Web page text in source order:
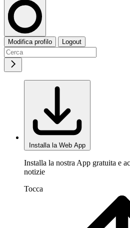
Modifica profilo Logout
Installa la Web App
Installa la nostra App gratuita e
notizie
Tocca